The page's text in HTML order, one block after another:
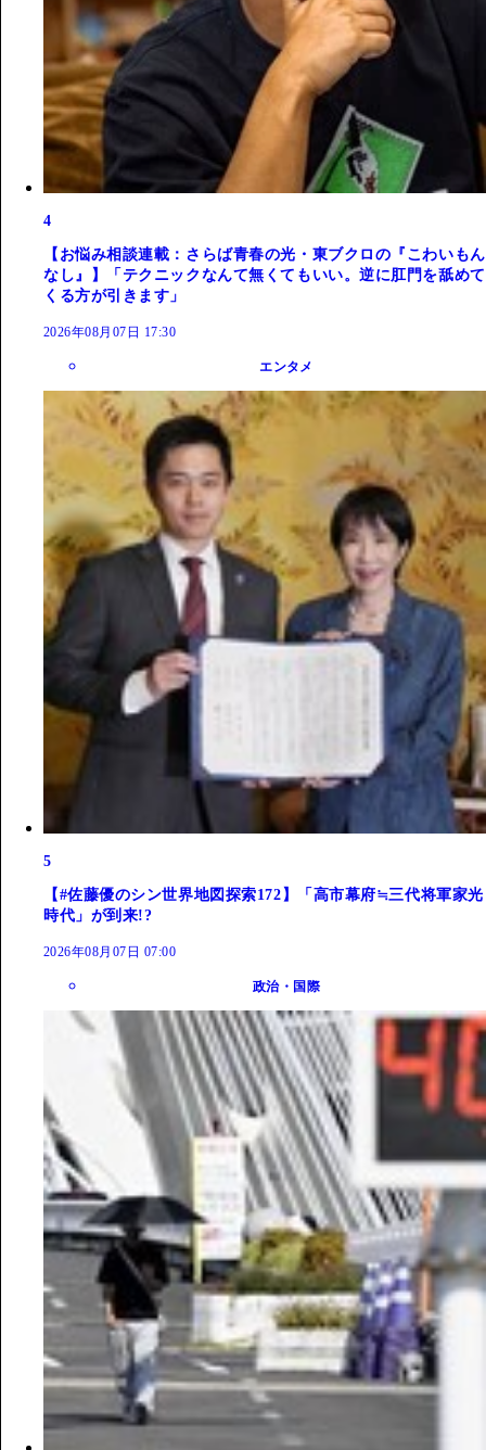
4
【お悩み相談連載：さらば青春の光・東ブクロの『こわいもん
なし』】「テクニックなんて無くてもいい。逆に肛門を舐めて
くる方が引きます」
2026年08月07日 17:30
エンタメ
5
【#佐藤優のシン世界地図探索172】「高市幕府≒三代将軍家光
時代」が到来!?
2026年08月07日 07:00
政治・国際